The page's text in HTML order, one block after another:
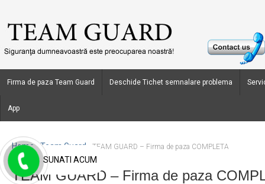
Firma de paza Team Guard Deschide Tichet semnalare problema
App
Home › Team Guard TEAM GUARD – Firma de paza COMPLETA
TEAM GUARD – Firma de paza
SUNATI ACUM